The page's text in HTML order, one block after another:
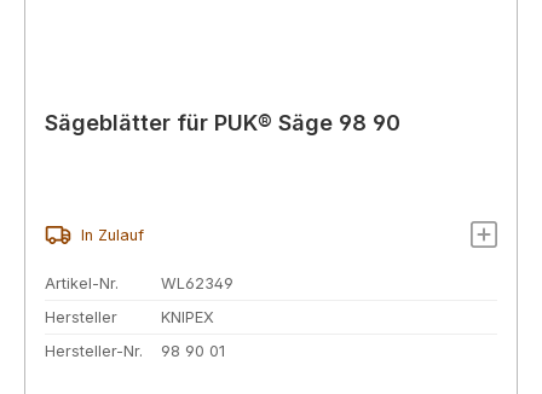
Sägeblätter für PUK® Säge 98 90
In Zulauf
Artikel-Nr.
WL62349
Hersteller
KNIPEX
Hersteller-Nr.
98 90 01